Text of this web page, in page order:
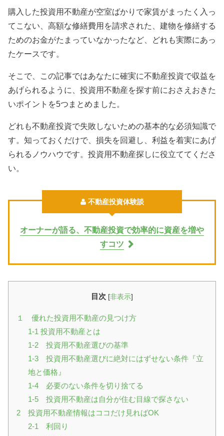
購入した投資用不動産が空室ばかりで家賃がまったく入っ
てこない、高額な修繕費用を請求された、建物を修繕する
ためのお金がたまっていなかったなど、どれも実際にあっ
たケースです。
そこで、この記事ではあなたに確実に不動産投資で収益を
あげられるように、投資用不動産を探す前におさえおきた
いポイントを5つまとめました。
どれも不動産投資で失敗しないための基本的な必須知識で
す。知っておくだけで、損失を回避し、利益を着実にあげ
られるノウハウです。投資用不動産探しに役立ててくださ
い。
不動産投資体験談
オーナーが語る、不動産投資で効率的に資産を増や
すコツ
目次 [非表示]
１ 優れた投資用不動産の見つけ方
1-1 投資用不動産とは
1-2 投資用不動産選びの基準
1-3 投資用不動産選びに絶対にはずせない条件『立
地と価格』
1-4 必要のない条件を切り捨てる
1-5 投資用不動産は自分が住む目線で探さない
2 投資用不動産情報はココだけ見ればOK
2-1 利回り